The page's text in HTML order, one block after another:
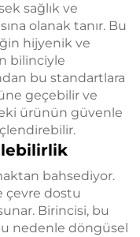
sağlık ve
olanak tanır. Bu
hijyenik ve
bilinciyle
bu standartlara
geçebilir ve
ürünün güvenle
bahsediyor.
çevre dostu
Birincisi, bu
nedenle döngüsel